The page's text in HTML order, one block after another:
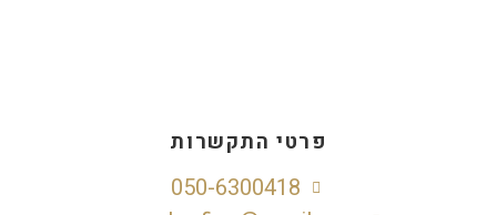
פרטי התקשרות
050-6300418